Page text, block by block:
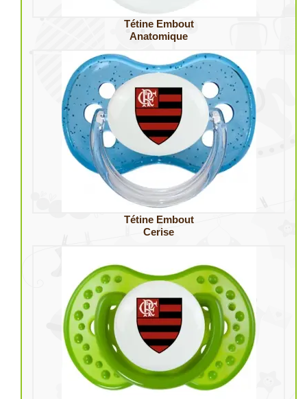
Tétine Embout
Anatomique
Tétine Embout
Cerise